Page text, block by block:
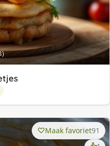
Maak favoriet91